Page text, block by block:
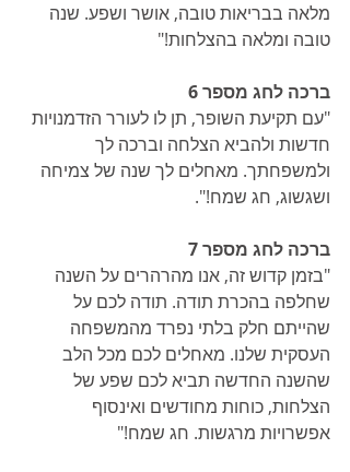
מלאה בבריאות טובה, אושר ושפע. שנה
טובה ומלאה בהצלחות!"
ברכה לחג מספר 6
"עם תקיעת השופר, תן לו לעורר הזדמנויות
חדשות ולהביא הצלחה וברכה לך
ולמשפחתך. מאחלים לך שנה של צמיחה
ושגשוג, חג שמח!".
ברכה לחג מספר 7
"בזמן קדוש זה, אנו מהרהרים על השנה
שחלפה בהכרת תודה. תודה לכם על
שהייתם חלק בלתי נפרד מהמשפחה
העסקית שלנו. מאחלים לכם מכל הלב
שהשנה החדשה תביא לכם שפע של
הצלחות, כוחות מחודשים ואינסוף
אפשרויות מרגשות. חג שמח!"